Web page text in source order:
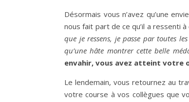
Désormais vous n’avez qu’une
nous fait part de ce qu’il a ressenti
que je ressens, je passe par toutes
qu’une hâte montrer cette belle
envahir, vous avez atteint votre
Le lendemain, vous retournez au
votre course à vos collègues que